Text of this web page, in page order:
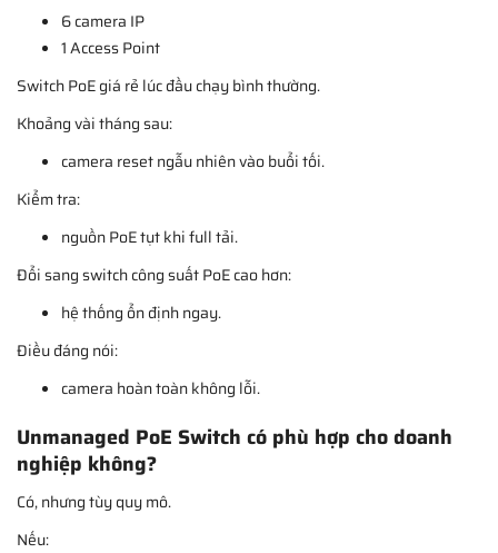
6 camera IP
1 Access Point
Switch PoE giá rẻ lúc đầu chạy bình thường.
Khoảng vài tháng sau:
camera reset ngẫu nhiên vào buổi tối.
Kiểm tra:
nguồn PoE tụt khi full tải.
Đổi sang switch công suất PoE cao hơn:
hệ thống ổn định ngay.
Điều đáng nói:
camera hoàn toàn không lỗi.
Unmanaged PoE Switch có phù hợp cho doanh
nghiệp không?
Có, nhưng tùy quy mô.
Nếu: